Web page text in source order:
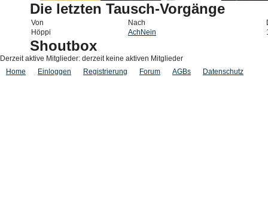
Die letzten Tausch-Vorgänge
Von Nach
Höppi
AchNein
Shoutbox
Derzeit aktive Mitglieder: derzeit keine aktiven Mitglieder
Home
Einloggen Registrierung Forum AGBs Datenschutz